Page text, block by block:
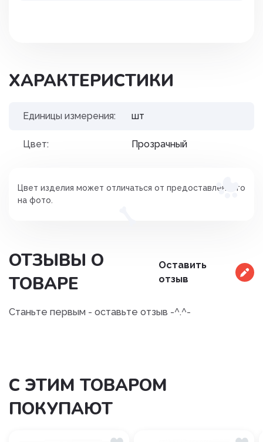
ХАРАКТЕРИСТИКИ
Единицы измерения: шт
Цвет: Прозрачный
Цвет изделия может отличаться от предоставленного
на фото.
ОТЗЫВЫ О
ТОВАРЕ
Оставить
отзыв
Станьте первым - оставьте отзыв -^.^-
С ЭТИМ ТОВАРОМ
ПОКУПАЮТ